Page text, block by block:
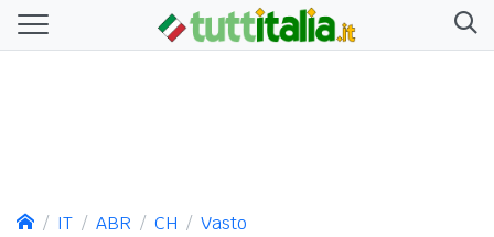
IT ABR CH Vasto